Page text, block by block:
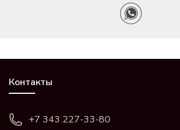
Контакты
+7 343 227-33-80